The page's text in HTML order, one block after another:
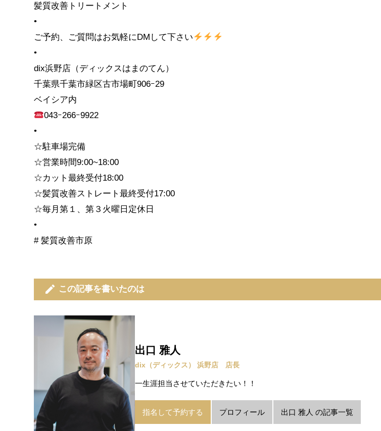
髪質改善トリートメント
•
ご予約、ご質問はお気軽にDMして下さい
•
dix浜野店（ディックスはまのてん）
千葉県千葉市緑区古市場町906ｰ29
ベイシア内
043ｰ266ｰ9922
•
☆駐車場完備
☆営業時間9:00~18:00
☆カット最終受付18:00
☆髪質改善ストレート最終受付17:00
☆毎月第１、第３火曜日定休日
•
# 髪質改善市原
edit この記事を書いたのは
出口 雅人
dix（ディックス） 浜野店 店長
一生涯担当させていただきたい！！
指名して予約する プロフィール 出口 雅人 の記事一覧